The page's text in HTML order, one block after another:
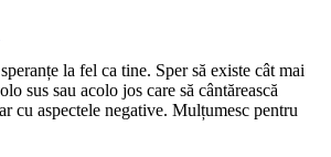
la fel ca tine. Sper să existe cât mai
sus sau acolo jos care să cântărească
cu aspectele negative. Mulțumesc pentru